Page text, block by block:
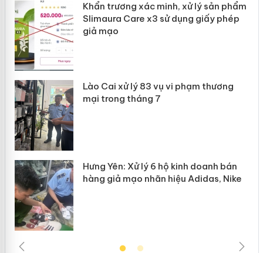
Khẩn trương xác minh, xử lý sản phẩm
Slimaura Care x3 sử dụng giấy phép
giả mạo
Lào Cai xử lý 83 vụ vi phạm thương
mại trong tháng 7
Hưng Yên: Xử lý 6 hộ kinh doanh bán
hàng giả mạo nhãn hiệu Adidas, Nike